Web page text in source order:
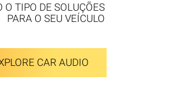
O TIPO DE SOLUÇÕES
PARA O SEU VEÍCULO
CAR AUDIO